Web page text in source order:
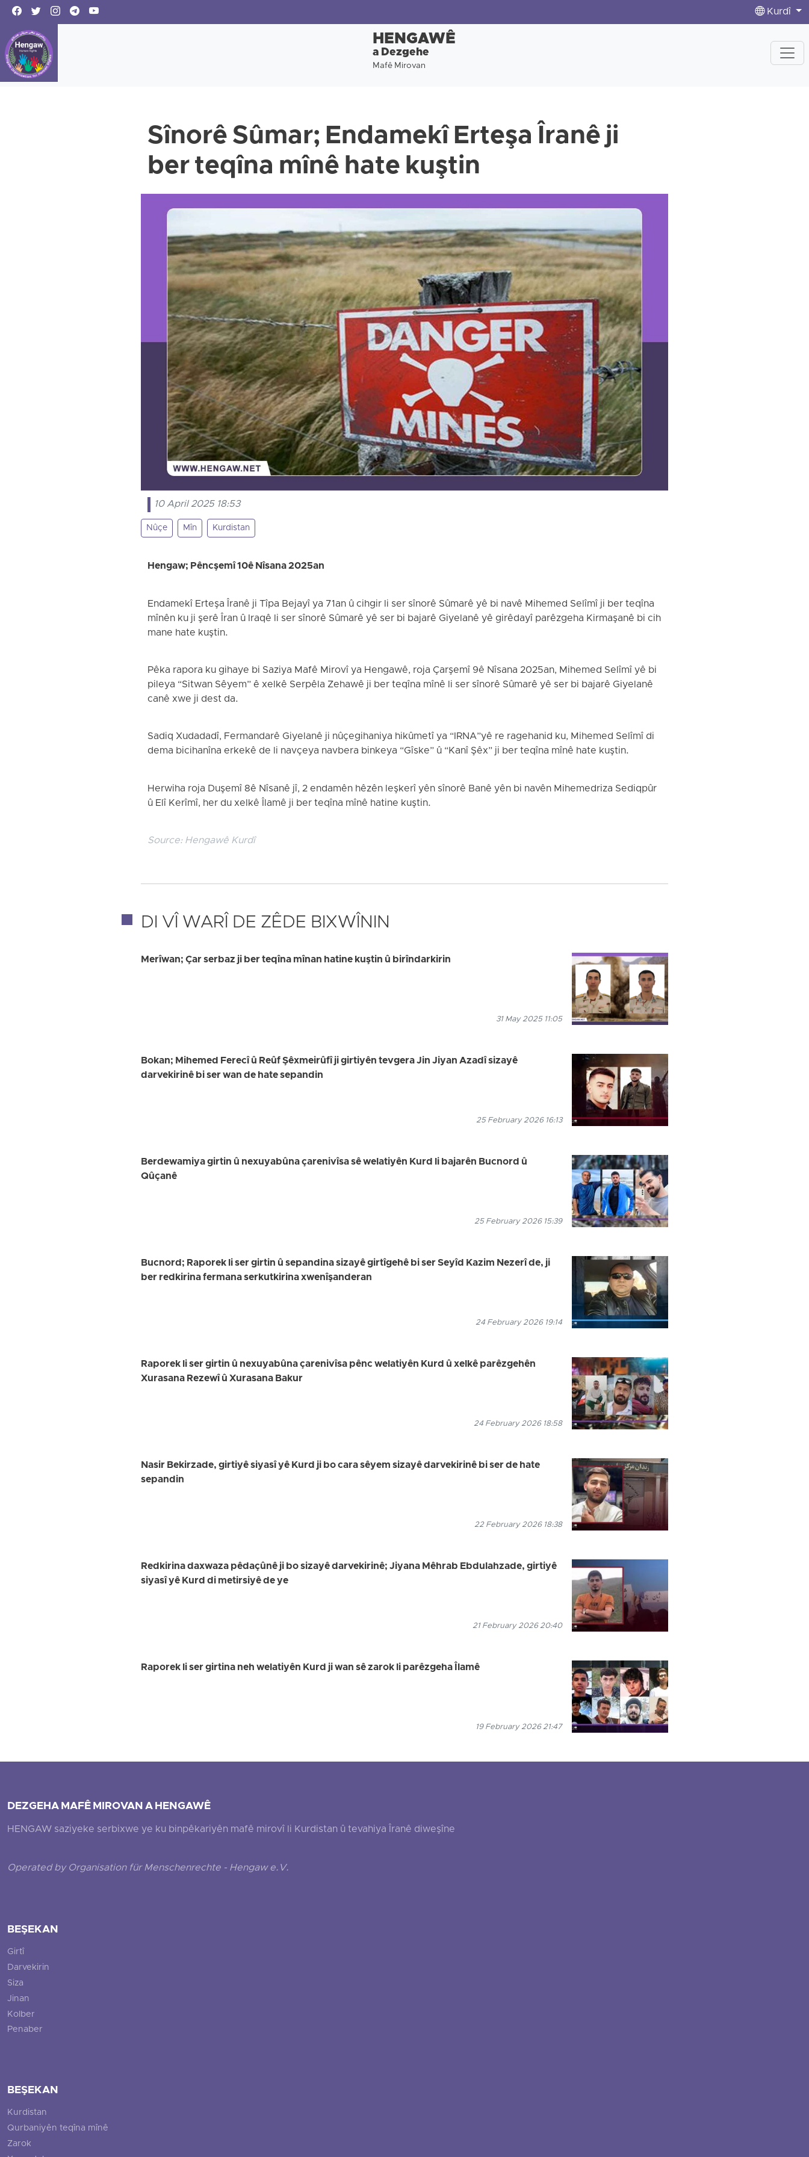
Kurdî
HENGAWÊ
a Dezgehe
Mafê Mirovan
Sînorê Sûmar; Endamekî Erteşa Îranê ji
ber teqîna mînê hate kuştin
10 April 2025 18:53
Nûçe Mîn Kurdistan
Hengaw; Pêncşemî 10ê Nîsana 2025an
Endamekî Erteşa Îranê ji Tîpa Bejayî ya 71an û cihgir li ser sînorê Sûmarê yê bi navê Mihemed Selîmî ji ber teqîna
mînên ku ji şerê Îran û Iraqê li ser sînorê Sûmarê yê ser bi bajarê Giyelanê yê girêdayî parêzgeha Kirmaşanê bi cih
mane hate kuştin.
Pêka rapora ku gihaye bi Saziya Mafê Mirovî ya Hengawê, roja Çarşemî 9ê Nîsana 2025an, Mihemed Selîmî yê bi
pileya “Sitwan Sêyem” ê xelkê Serpêla Zehawê ji ber teqîna mînê li ser sînorê Sûmarê yê ser bi bajarê Giyelanê
canê xwe ji dest da.
Sadiq Xudadadî, Fermandarê Giyelanê ji nûçegihaniya hikûmetî ya “IRNA”yê re ragehanid ku, Mihemed Selîmî di
dema bicihanîna erkekê de li navçeya navbera binkeya “Gîske” û “Kanî Şêx” ji ber teqîna mînê hate kuştin.
Herwiha roja Duşemî 8ê Nîsanê jî, 2 endamên hêzên leşkerî yên sînorê Banê yên bi navên Mihemedriza Sediqpûr
û Elî Kerîmî, her du xelkê Îlamê ji ber teqîna mînê hatine kuştin.
Source: Hengawê Kurdî
DI VÎ WARÎ DE ZÊDE BIXWÎNIN
Merîwan; Çar serbaz ji ber teqîna mînan hatine kuştin û birîndarkirin
31 May 2025 11:05
Bokan; Mihemed Ferecî û Reûf Şêxmeirûfî ji girtiyên tevgera Jin Jiyan Azadî sizayê
darvekirinê bi ser wan de hate sepandin
25 February 2026 16:13
Berdewamiya girtin û nexuyabûna çarenivîsa sê welatiyên Kurd li bajarên Bucnord û
Qûçanê
25 February 2026 15:39
Bucnord; Raporek li ser girtin û sepandina sizayê girtîgehê bi ser Seyîd Kazim Nezerî de, ji
ber redkirina fermana serkutkirina xwenîşanderan
24 February 2026 19:14
Raporek li ser girtin û nexuyabûna çarenivîsa pênc welatiyên Kurd û xelkê parêzgehên
Xurasana Rezewî û Xurasana Bakur
24 February 2026 18:58
Nasir Bekirzade, girtiyê siyasî yê Kurd ji bo cara sêyem sizayê darvekirinê bi ser de hate
sepandin
22 February 2026 18:38
Redkirina daxwaza pêdaçûnê ji bo sizayê darvekirinê; Jiyana Mêhrab Ebdulahzade, girtiyê
siyasî yê Kurd di metirsiyê de ye
21 February 2026 20:40
Raporek li ser girtina neh welatiyên Kurd ji wan sê zarok li parêzgeha Îlamê
19 February 2026 21:47
DEZGEHA MAFÊ MIROVAN A HENGAWÊ
HENGAW saziyeke serbixwe ye ku binpêkariyên mafê mirovî li Kurdistan û tevahiya Îranê diweşîne
Operated by Organisation für Menschenrechte - Hengaw e.V.
BEŞEKAN
Girtî
Darvekirin
Siza
Jinan
Kolber
Penaber
BEŞEKAN
Kurdistan
Qurbaniyên teqîna mînê
Zarok